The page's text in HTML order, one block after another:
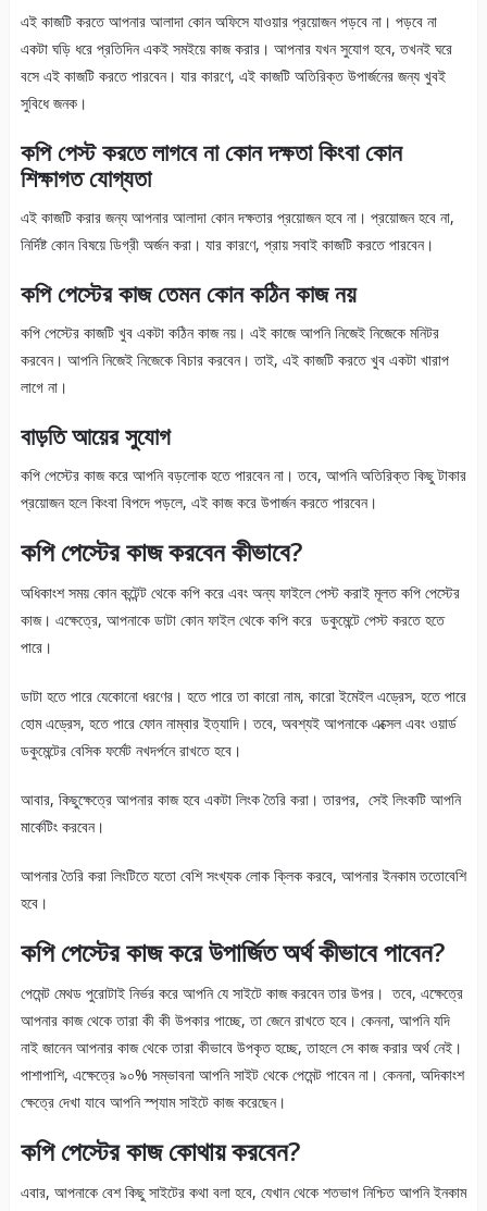
এই কাজটি করতে আপনার আলাদা কোন অফিসে যাওয়ার প্রয়োজন পড়বে না। পড়বে না
একটা ঘড়ি ধরে প্রতিদিন একই সমইয়ে কাজ করার। আপনার যখন সুযোগ হবে, তখনই ঘরে
বসে এই কাজটি করতে পারবেন। যার কারণে, এই কাজটি অতিরিক্ত উপার্জনের জন্য খুবই
সুবিধে জনক।
কপি পেস্ট করতে লাগবে না কোন দক্ষতা কিংবা কোন
শিক্ষাগত যোগ্যতা
এই কাজটি করার জন্য আপনার আলাদা কোন দক্ষতার প্রয়োজন হবে না। প্রয়োজন হবে না,
নির্দিষ্ট কোন বিষয়ে ডিগ্রী অর্জন করা। যার কারণে, প্রায় সবাই কাজটি করতে পারবেন।
কপি পেস্টের কাজ তেমন কোন কঠিন কাজ নয়
কপি পেস্টের কাজটি খুব একটা কঠিন কাজ নয়। এই কাজে আপনি নিজেই নিজেকে মনিটর
করবেন। আপনি নিজেই নিজেকে বিচার করবেন। তাই, এই কাজটি করতে খুব একটা খারাপ
লাগে না।
বাড়তি আয়ের সুযোগ
কপি পেস্টের কাজ করে আপনি বড়লোক হতে পারবেন না। তবে, আপনি অতিরিক্ত কিছু টাকার
প্রয়োজন হলে কিংবা বিপদে পড়লে, এই কাজ করে উপার্জন করতে পারবেন।
কপি পেস্টের কাজ করবেন কীভাবে?
অধিকাংশ সময় কোন কন্টেন্ট থেকে কপি করে এবং অন্য ফাইলে পেস্ট করাই মূলত কপি পেস্টের
কাজ। এক্ষেত্রে, আপনাকে ডাটা কোন ফাইল থেকে কপি করে ডকুমেন্টে পেস্ট করতে হতে
পারে।
ডাটা হতে পারে যেকোনো ধরণের। হতে পারে তা কারো নাম, কারো ইমেইল এড্রেস, হতে পারে
হোম এড্রেস, হতে পারে ফোন নাম্বার ইত্যাদি। তবে, অবশ্যই আপনাকে এক্সেল এবং ওয়ার্ড
ডকুমেন্টের বেসিক ফর্মেট নখদর্পনে রাখতে হবে।
আবার, কিছুক্ষেত্রে আপনার কাজ হবে একটা লিংক তৈরি করা। তারপর, সেই লিংকটি আপনি
মার্কেটিং করবেন।
আপনার তৈরি করা লিংটিতে যতো বেশি সংখ্যক লোক ক্লিক করবে, আপনার ইনকাম ততোবেশি
হবে।
কপি পেস্টের কাজ করে উপার্জিত অর্থ কীভাবে পাবেন?
পেমেন্ট মেথড পুরোটাই নির্ভর করে আপনি যে সাইটে কাজ করবেন তার উপর। তবে, এক্ষেত্রে
আপনার কাজ থেকে তারা কী কী উপকার পাচ্ছে, তা জেনে রাখতে হবে। কেননা, আপনি যদি
নাই জানেন আপনার কাজ থেকে তারা কীভাবে উপকৃত হচ্ছে, তাহলে সে কাজ করার অর্থ নেই।
পাশাপাশি, এক্ষেত্রে ৯০% সম্ভাবনা আপনি সাইট থেকে পেমেন্ট পাবেন না। কেননা, অদিকাংশ
ক্ষেত্রে দেখা যাবে আপনি স্প্যাম সাইটে কাজ করেছেন।
কপি পেস্টের কাজ কোথায় করবেন?
এবার, আপনাকে বেশ কিছু সাইটের কথা বলা হবে, যেখান থেকে শতভাগ নিশ্চিত আপনি ইনকাম